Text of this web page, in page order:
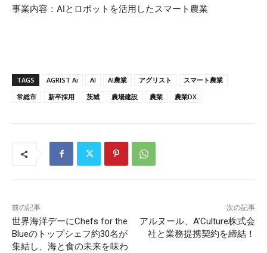
事業内容：AIとロボットを活用したスマート農業
TAGS AGRIST Ai AI AI農業 アグリスト
スマート農業
常総市
新卒採用 茨城 農場建設 農業 農業DX
前の記事
世界海洋デーにChefs for the
Blueのトップシェフ約30名が
集結し、海と食の未来を味わ
次の記事
アルヌール、A’Culture株式会
社と業務提携契約を締結！